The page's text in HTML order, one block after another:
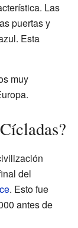
Las
puertas y
Esta
muy
del
. Esto fue
antes de